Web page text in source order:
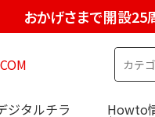
おかげさまで開設25
ジタルチラ Howto